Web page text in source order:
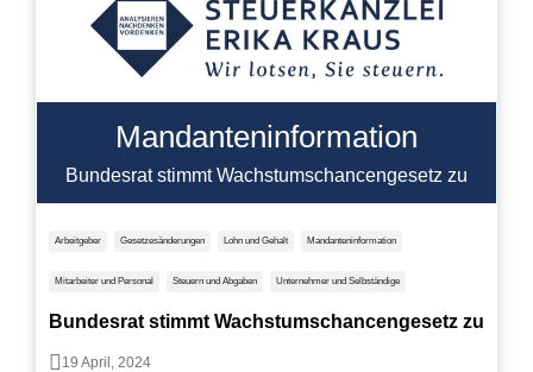
Mandanteninformation
Bundesrat stimmt Wachstumschancengesetz zu
Arbeitgeber Gesetzesänderungen Lohn und Gehalt Mandanteninformation
Mitarbeiter und Personal Steuern und Abgaben Unternehmer und Selbständige
Bundesrat stimmt Wachstumschancengesetz zu
19 April, 2024